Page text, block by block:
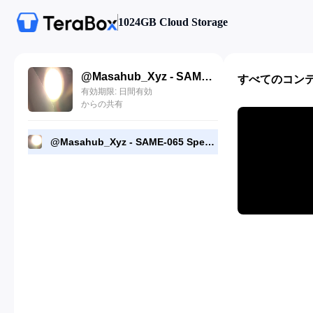
1024GB Cloud Storage
@Masahub_Xyz - SAME-065 Special Investigator Code Name MIO I Will Never Lose Miori Yurizono(1).mp4
有効期限: 日間有効
からの共有
@Masahub_Xyz - SAME-065 Special Investigator Code Name MIO I Will Never Lose Miori Yurizono(1).mp4
すべてのコン